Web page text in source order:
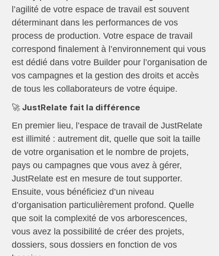
l’agilité de votre espace de travail est souvent
déterminant dans les performances de vos
process de production. Votre espace de travail
correspond finalement à l’environnement qui vous
est dédié dans votre Builder pour l’organisation de
vos campagnes et la gestion des droits et accès
de tous les collaborateurs de votre équipe.
🚀 JustRelate fait la différence
En premier lieu, l’espace de travail de JustRelate
est illimité : autrement dit, quelle que soit la taille
de votre organisation et le nombre de projets,
pays ou campagnes que vous avez à gérer,
JustRelate est en mesure de tout supporter.
Ensuite, vous bénéficiez d’un niveau
d’organisation particulièrement profond. Quelle
que soit la complexité de vos arborescences,
vous avez la possibilité de créer des projets,
dossiers, sous dossiers en fonction de vos